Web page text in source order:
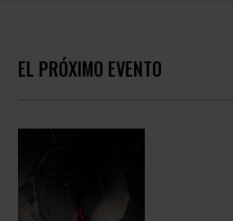
EL PRÓXIMO EVENTO